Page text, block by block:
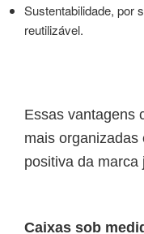
Sustentabilidade, por
reutilizável.
Essas vantagens
mais
positiva da marca
Caixas sob